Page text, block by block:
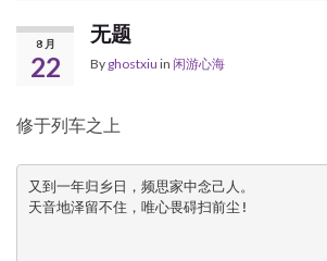
8 月
22
无题
By ghostxiu in 闲游心海
修于列车之上
又到一年归乡日，频思家中念己人。
天音地泽留不住，唯心畏碍扫前尘!